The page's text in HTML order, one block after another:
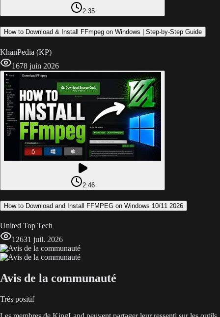
2:35
How to Download & Install FFmpeg on Windows | Step-by-Step Guide
KhanPedia (KP)
1678 juin 2026
2:46
How to Download and Install FFMPEG on Windows 10/11 2026
United Top Tech
12631 juil. 2026
Avis de la communauté
Très positif